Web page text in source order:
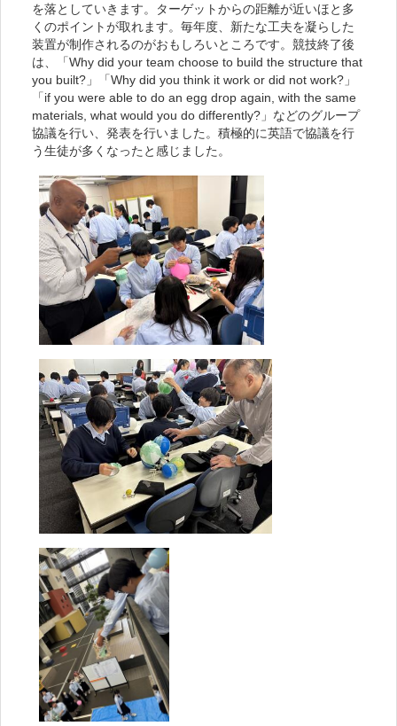
を落としていきます。ターゲットからの距離が近いほと多
くのポイントが取れます。毎年度、新たな工夫を凝らした
装置が制作されるのがおもしろいところです。競技終了後
は、「Why did your team choose to build the structure that
you built?」「Why did you think it work or did not work?」
「if you were able to do an egg drop again, with the same
materials, what would you do differently?」などのグループ
協議を行い、発表を行いました。積極的に英語で協議を行
う生徒が多くなったと感じました。